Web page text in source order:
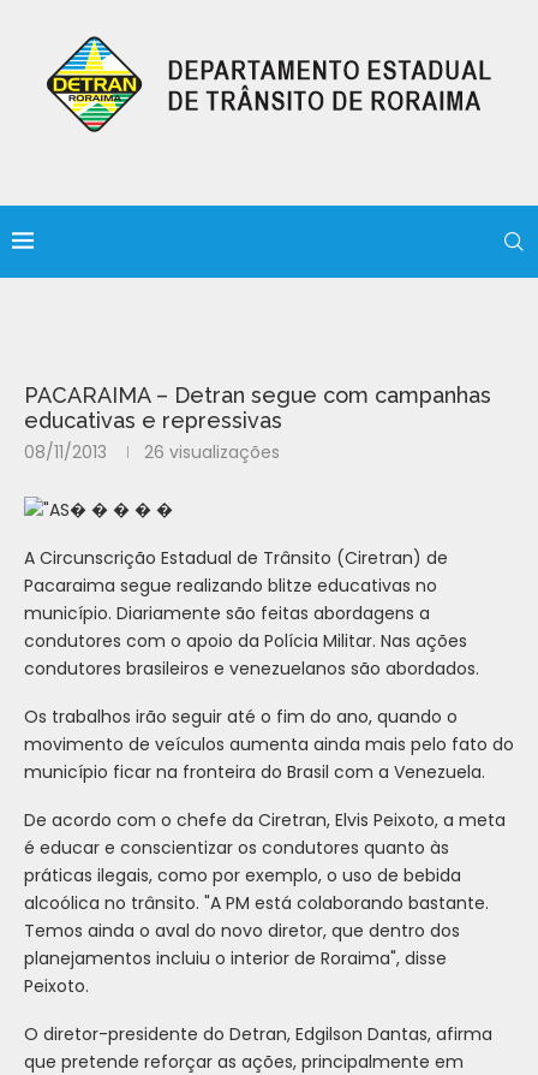
PACARAIMA – Detran segue com campanhas
educativas e repressivas
08/11/2013 26 visualizações
� � � � �
A Circunscrição Estadual de Trânsito (Ciretran) de
Pacaraima segue realizando blitze educativas no
município. Diariamente são feitas abordagens a
condutores com o apoio da Polícia Militar. Nas ações
condutores brasileiros e venezuelanos são abordados.
Os trabalhos irão seguir até o fim do ano, quando o
movimento de veículos aumenta ainda mais pelo fato do
município ficar na fronteira do Brasil com a Venezuela.
De acordo com o chefe da Ciretran, Elvis Peixoto, a meta
é educar e conscientizar os condutores quanto às
práticas ilegais, como por exemplo, o uso de bebida
alcoólica no trânsito. "A PM está colaborando bastante.
Temos ainda o aval do novo diretor, que dentro dos
planejamentos incluiu o interior de Roraima", disse
Peixoto.
O diretor-presidente do Detran, Edgilson Dantas, afirma
que pretende reforçar as ações, principalmente em